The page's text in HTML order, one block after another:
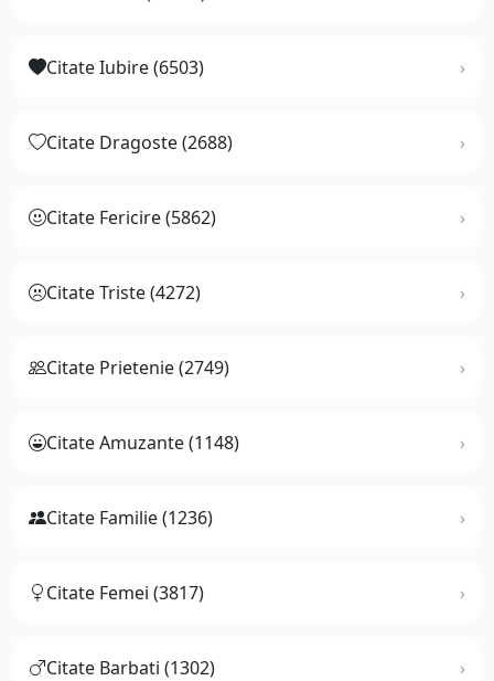
Citate Iubire (6503)
Citate Dragoste (2688)
Citate Fericire (5862)
Citate Triste (4272)
Citate Prietenie (2749)
Citate Amuzante (1148)
Citate Familie (1236)
Citate Femei (3817)
Citate Barbati (1302)